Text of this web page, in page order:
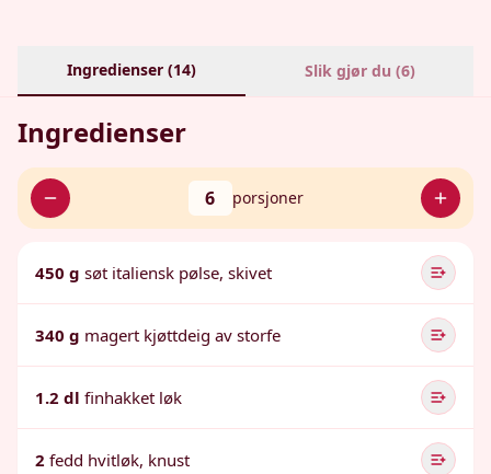
Ingredienser (14) Slik gjør du (6)
Ingredienser
6 porsjoner
450 g søt italiensk pølse, skivet
340 g magert kjøttdeig av storfe
1.2 dl finhakket løk
2 fedd hvitløk, knust